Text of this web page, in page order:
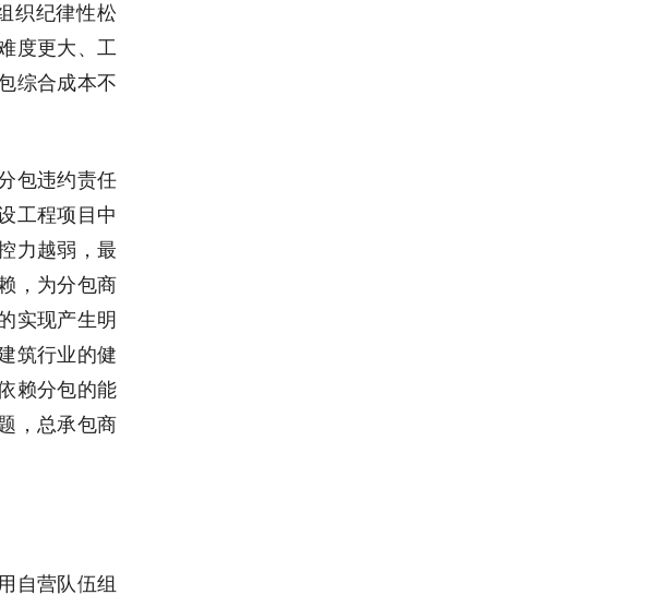
织纪律性松
度更大、工
综合成本不
包违约责任
工程项目中
力越弱，最
，为分包商
实现产生明
筑行业的健
赖分包的能
，总承包商
自营队伍组